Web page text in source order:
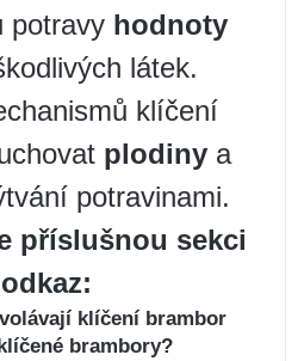
potravy hodnoty
látek.
klíčení
plodiny a
potravinami.
příslušnou sekci
klíčení brambor
brambory?